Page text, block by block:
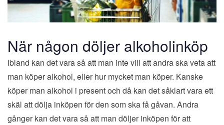
När någon döljer alkoholinköp
Ibland kan det vara så att man inte vill att andra ska veta att
man köper alkohol, eller hur mycket man köper. Kanske
köper man alkohol i present och då kan det såklart vara ett
skäl att dölja inköpen för den som ska få gåvan. Andra
gånger kan det vara så att man döljer inköpen för att